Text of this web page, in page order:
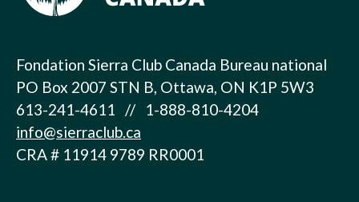
Fondation Sierra Club Canada Bureau national
PO Box 2007 STN B, Ottawa, ON K1P 5W3
613-241-4611 // 1-888-810-4204
info@sierraclub.ca
CRA # 11914 9789 RR0001